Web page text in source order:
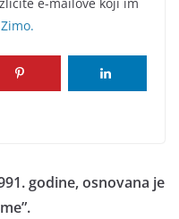
e-mailove koji im
Zimo.
godine, osnovana je